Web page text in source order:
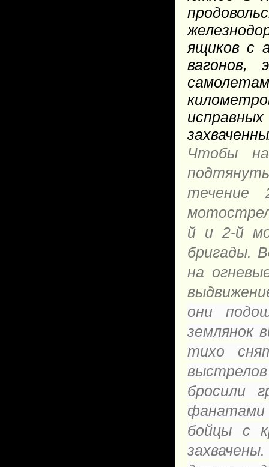
ящиков с
вагонов,
Чтобы
течение
й и 2-й
бригады.
на
они
землянок
тихо
бросили
фанатами
бойцы с